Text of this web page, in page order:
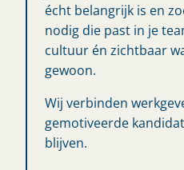
écht belangrijk is en
nodig die past in je
cultuur én zichtbaar
gewoon.
Wij verbinden
gemotiveerde
blijven.